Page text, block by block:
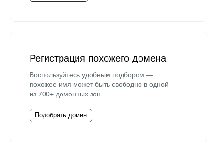
Регистрация похожего домена
Воспользуйтесь удобным подбором —
похожее имя может быть свободно в одной
из 700+ доменных зон.
Подобрать домен